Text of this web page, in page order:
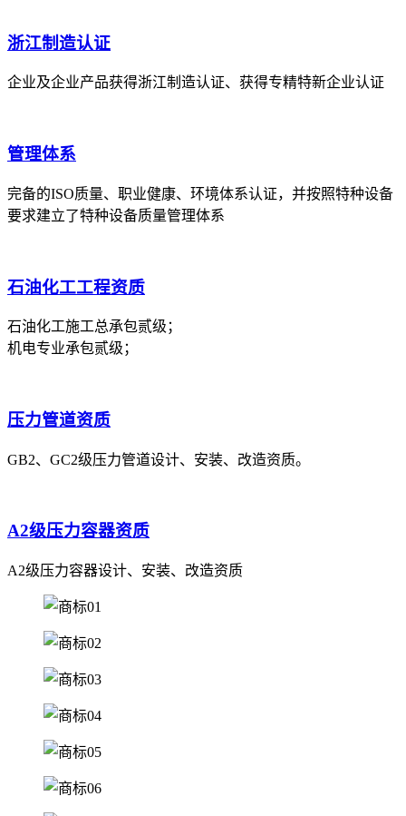
浙江制造认证
企业及企业产品获得浙江制造认证、获得专精特新企业认证
管理体系
完备的ISO质量、职业健康、环境体系认证，并按照特种设备
要求建立了特种设备质量管理体系
石油化工工程资质
石油化工施工总承包贰级；
机电专业承包贰级；
压力管道资质
GB2、GC2级压力管道设计、安装、改造资质。
A2级压力容器资质
A2级压力容器设计、安装、改造资质